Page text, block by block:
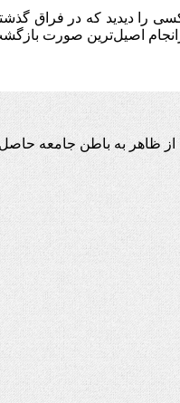
را دیدید که در فراق
به باطن جامعه حاصل